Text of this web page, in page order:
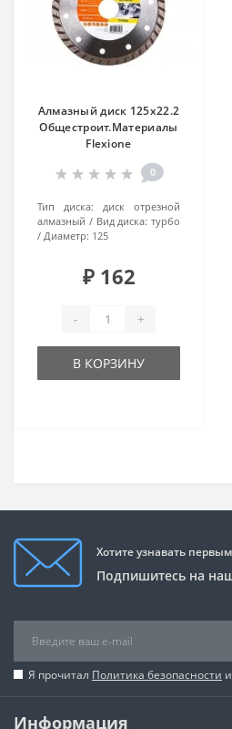
Алмазный диск 125х22.2
Общестроит.Материалы
Flexiоne
0
Тип диска:
диск отрезной
алмазный
Вид диска: турбо
Диаметр: 125
₽ 162
- +
В КОРЗИНУ
Хотите узнавать
Подпишитесь на
Я прочитал Политика безопасности
Информация